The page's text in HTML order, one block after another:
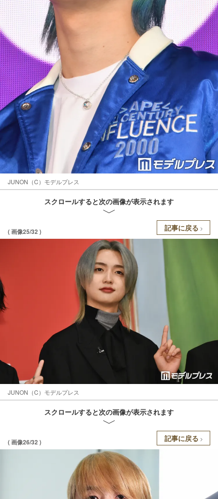
JUNON（C）モデルプレス
スクロールすると次の画像が表示されます
( 画像25/32 ) 記事に戻る
JUNON（C）モデルプレス
スクロールすると次の画像が表示されます
( 画像26/32 ) 記事に戻る